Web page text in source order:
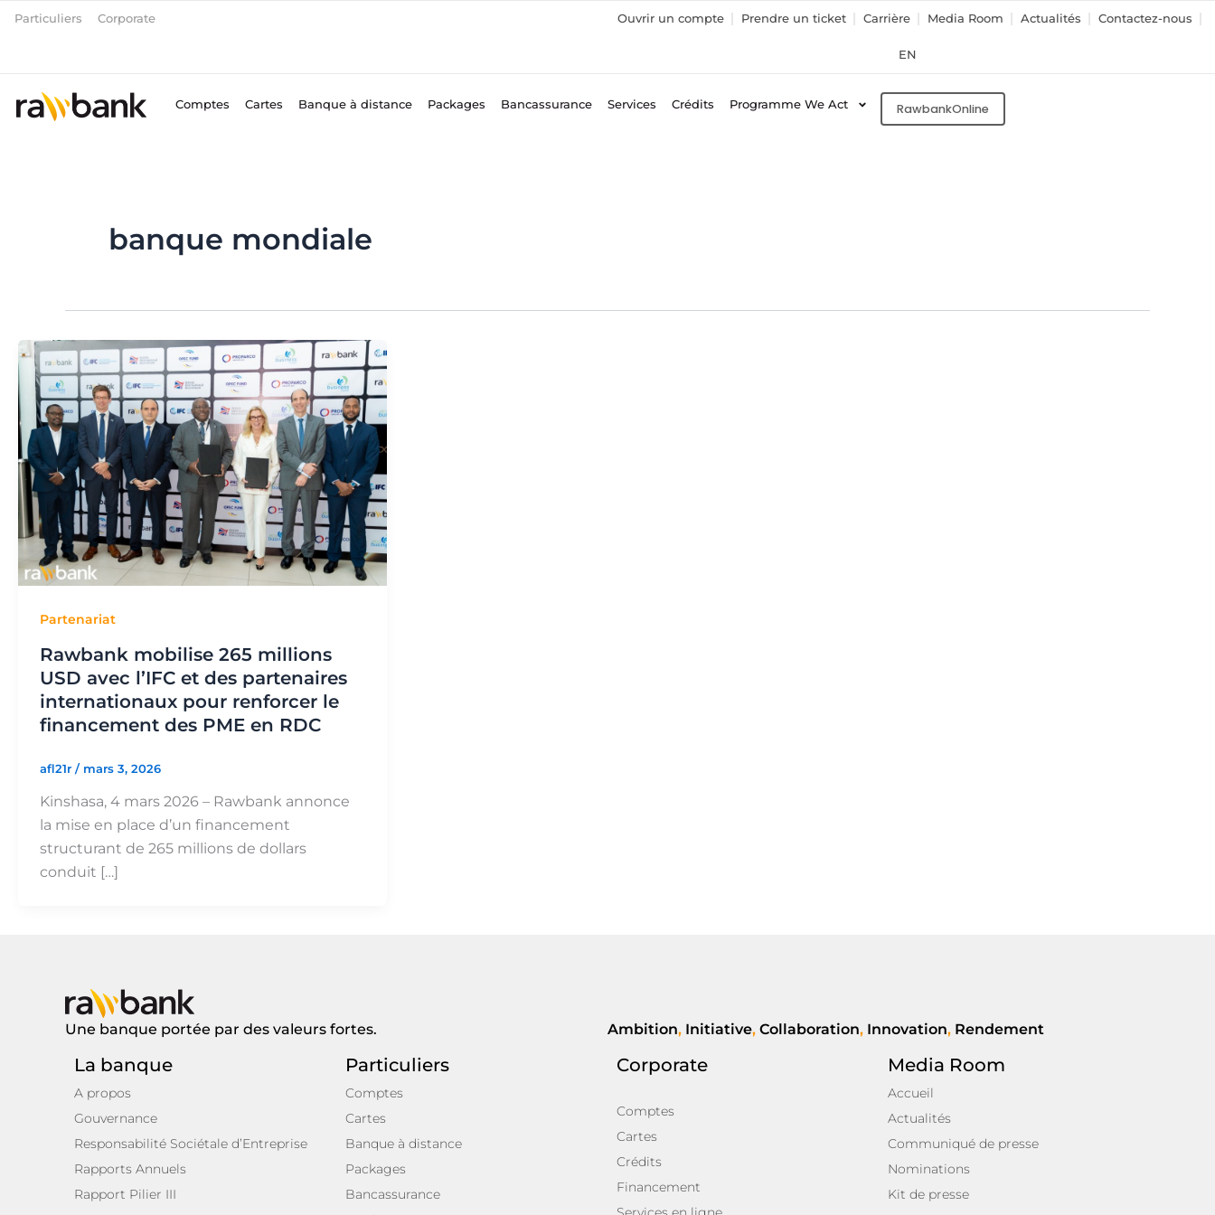
AllerParticuliers Corporate Ouvrir un compte Prendre un ticket Carrière Media Room Actualités Contactez-nous
EN
Comptes Cartes Banque à distance Packages Bancassurance Services Crédits Programme We Act RawbankOnline
banque mondiale
Partenariat
Rawbank mobilise 265 millions
USD avec l’IFC et des partenaires
internationaux pour renforcer le
financement des PME en RDC
afl21r / mars 3, 2026
Kinshasa, 4 mars 2026 – Rawbank annonce
la mise en place d’un financement
structurant de 265 millions de dollars
conduit […]
Une banque portée par des valeurs fortes. Ambition, Initiative, Collaboration, Innovation, Rendement
La banque
A propos
Gouvernance
Responsabilité Sociétale d’Entreprise
Rapports Annuels
Rapport Pilier III
Particuliers
Comptes
Cartes
Banque à distance
Packages
Bancassurance
Corporate
Comptes
Cartes
Crédits
Financement
Media Room
Accueil
Actualités
Communiqué de presse
Nominations
Kit de presse